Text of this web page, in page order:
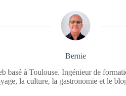
Bernie
basé à Toulouse. Ingénieur de
la culture, la gastronomie et le